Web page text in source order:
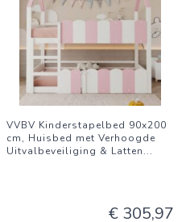
VVBV Kinderstapelbed 90x200
cm, Huisbed met Verhoogde
Uitvalbeveiliging & Latten...
€ 305,97